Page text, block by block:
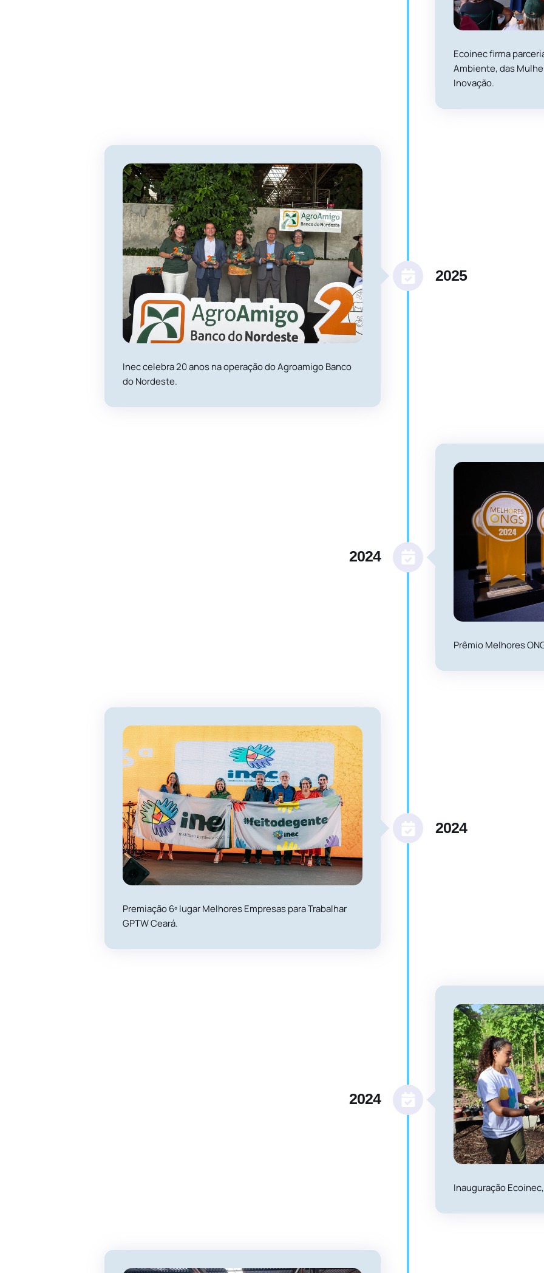
Ecoinec firma
Ambiente, das
Inovação.
Inec celebra 20 anos na operação do Agroamigo Banco
do Nordeste.
2025
Prêmio Melhores
2024
Premiação 6º lugar Melhores Empresas para Trabalhar
GPTW Ceará.
2024
Inauguração
2024